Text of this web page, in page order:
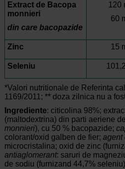
Extract de Bacopa
monnieri
din care bacopazide
120
60
Zinc 15
Seleniu
*Valori nutritionale de Referinta
1169/2011; ** doza zilnica nu a
Ingrediente: citicolina 98%;
(maltodextrina) din parti aeriene
monnieri), cu 50 % bacopazide;
colorant/oxid galben de fier; agent
microcristalina; oxid de zinc
antiaglomerant: saruri de
de sodiu (furnizand 44,7%